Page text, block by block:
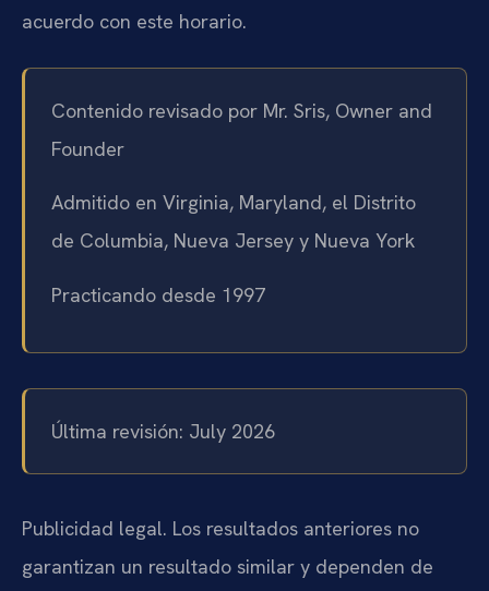
acuerdo con este horario.
Contenido revisado por Mr. Sris, Owner and
Founder
Admitido en Virginia, Maryland, el Distrito
de Columbia, Nueva Jersey y Nueva York
Practicando desde 1997
Última revisión: July 2026
Publicidad legal. Los resultados anteriores no
garantizan un resultado similar y dependen de